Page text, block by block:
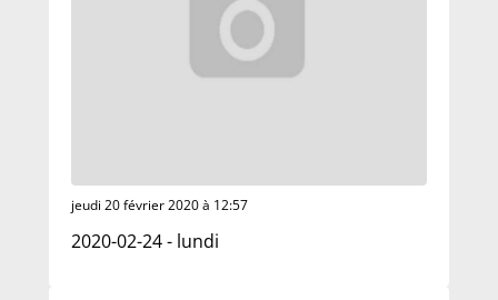
jeudi 20 février 2020 à 12:57
2020-02-24 - lundi